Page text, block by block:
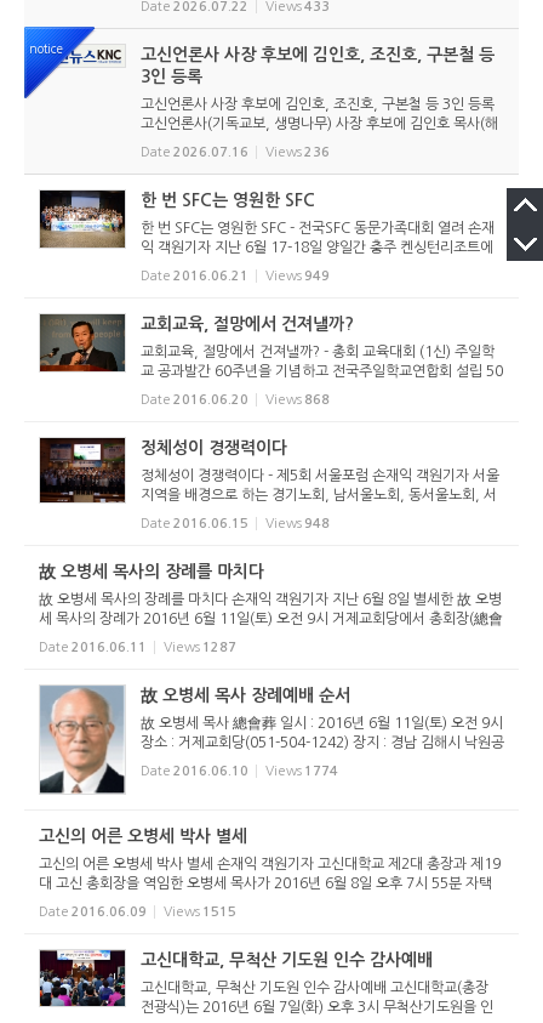
했다. 6월 9일 경남마산노회의 추천을 받아 입후보했던 강영
Date 2026.07.22 Views433
notice
고신언론사 사장 후보에 김인호, 조진호, 구본철 등
3인 등록
고신언론사 사장 후보에 김인호, 조진호, 구본철 등 3인 등록
고신언론사(기독교보, 생명나무) 사장 후보에 김인호 목사(해
오름교회), 조진호 장로(소망교회), 구본철 장로(남서울교회)
가 등록했다. 당초 김희종 목사(유호교회)도 거론되었으나 최
Date 2026.07.16 Views236
한 번 SFC는 영원한 SFC
한 번 SFC는 영원한 SFC - 전국SFC 동문가족대회 열려 손재
익 객원기자 지난 6월 17-18일 양일간 충주 켄싱턴리조트에
서 전국SFC 동문가족대회가 성황리에 개최되었다. 전국SFC
총동문회(회장 박종흔 장로)가 주최한 이번 행사에는 전국의
Date 2016.06.21 Views 949
교회교육, 절망에서 건져낼까?
교회교육, 절망에서 건져낼까? - 총회 교육대회 (1신) 주일학
교 공과발간 60주년을 기념하고 전국주일학교연합회 설립 50
주년을 기념하는 2016 총회 교육대회가 경주 코모도호텔에서
6.20(월) 열려 22일(수)까지 계속된다. 350명을 예상한 이번
Date 2016.06.20 Views 868
정체성이 경쟁력이다
정체성이 경쟁력이다 - 제5회 서울포럼 손재익 객원기자 서울
지역을 배경으로 하는 경기노회, 남서울노회, 동서울노회, 서
울노회, 서경노회가 주최하는 서울포럼이 “수도권 고신교회의
사명과 나아갈 길”이라는 주제로 2016년 6월 14일(화) 오후
Date 2016.06.15 Views 948
故 오병세 목사의 장례를 마치다
故 오병세 목사의 장례를 마치다 손재익 객원기자 지난 6월 8일 별세한 故 오병
세 목사의 장례가 2016년 6월 11일(토) 오전 9시 거제교회당에서 총회장(總會
葬)으로 치루어졌다. 부총회장 배굉호 목사(남천교회 담임)의 집례로 드려진 발
인예배는 총회서기 박...
Date 2016.06.11 Views 1287
故 오병세 목사 장례예배 순서
故 오병세 목사 總會葬 일시 : 2016년 6월 11일(토) 오전 9시
장소 : 거제교회당(051-504-1242) 장지 : 경남 김해시 낙원공
원묘원 대한예수교장로회(고신) 총회 발 인 예 배 집례 : 배굉
호 목사(부총회장) 묵 도 ------------------------------------- 다
Date 2016.06.10 Views 1774
고신의 어른 오병세 박사 별세
고신의 어른 오병세 박사 별세 손재익 객원기자 고신대학교 제2대 총장과 제19
대 고신 총회장을 역임한 오병세 목사가 2016년 6월 8일 오후 7시 55분 자택
에서 별세했다. 향년 90세다. 고 오병세 목사는 1926년 4월 3일 생으로 1951
년 목사안수를 받고 미국으...
Date 2016.06.09 Views 1515
고신대학교, 무척산 기도원 인수 감사예배
고신대학교, 무척산 기도원 인수 감사예배 고신대학교(총장
전광식)는 2016년 6월 7일(화) 오후 3시 무척산기도원을 인